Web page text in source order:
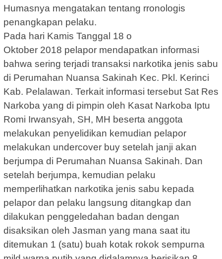
Humasnya mengatakan tentang rronologis
penangkapan pelaku.
Pada hari Kamis Tanggal 18 o
Oktober 2018 pelapor mendapatkan informasi
bahwa sering terjadi transaksi narkotika jenis sabu
di Perumahan Nuansa Sakinah Kec. Pkl. Kerinci
Kab. Pelalawan. Terkait informasi tersebut Sat Res
Narkoba yang di pimpin oleh Kasat Narkoba Iptu
Romi Irwansyah, SH, MH beserta anggota
melakukan penyelidikan kemudian pelapor
melakukan undercover buy setelah janji akan
berjumpa di Perumahan Nuansa Sakinah. Dan
setelah berjumpa, kemudian pelaku
memperlihatkan narkotika jenis sabu kepada
pelapor dan pelaku langsung ditangkap dan
dilakukan penggeledahan badan dengan
disaksikan oleh Jasman yang mana saat itu
ditemukan 1 (satu) buah kotak rokok sempurna